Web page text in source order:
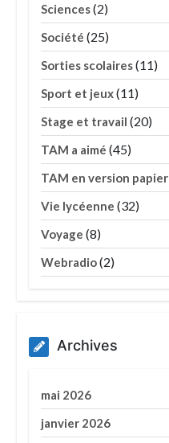
Sciences(2)
Société (25)
Sorties scolaires(11)
Sport et jeux(11)
Stage et travail (20)
TAM a aimé (45)
TAM en version papier
Vie lycéenne (32)
Voyage (8)
Webradio(2)
Archives
mai 2026
janvier 2026